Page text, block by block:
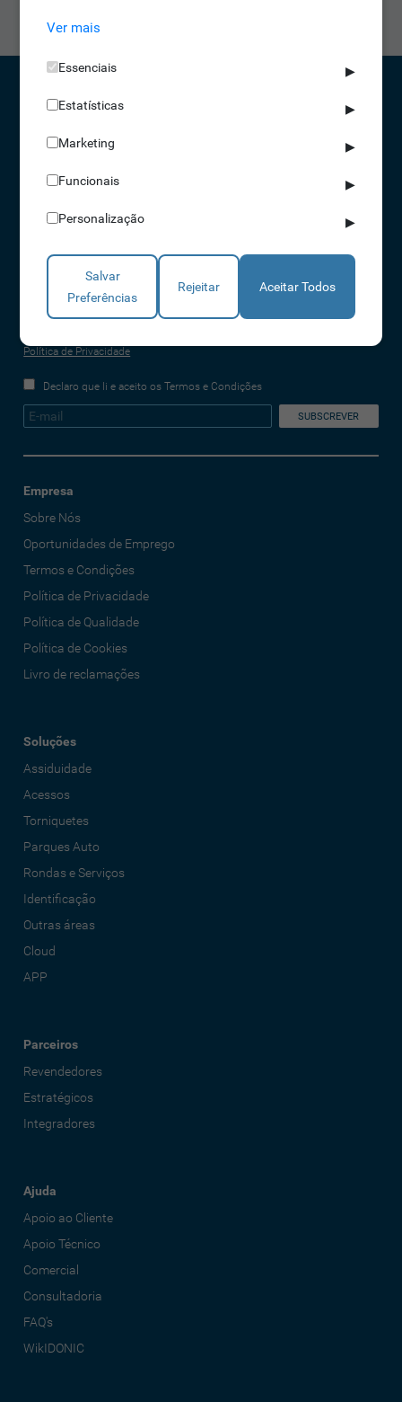
(chamada para a rede fixa nacional)
REDES SOCIAIS
Política de Privacidade
Declaro que li e aceito os Termos e Condições
Empresa
Sobre Nós
Oportunidades de Emprego
Termos e Condições
Política de Privacidade
Política de Qualidade
Política de Cookies
Livro de reclamações
Soluções
Assiduidade
Acessos
Torniquetes
Parques Auto
Rondas e Serviços
Identificação
Outras áreas
Cloud
APP
Parceiros
Revendedores
Estratégicos
Integradores
Ajuda
Apoio ao Cliente
Apoio Técnico
Comercial
Consultadoria
FAQ's
WikIDONIC
Ver mais
Essenciais ▶
Estatísticas ▶
Marketing ▶
Funcionais ▶
Personalização ▶
Salvar
Preferências
Rejeitar Aceitar Todos